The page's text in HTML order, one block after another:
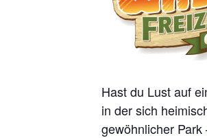
Hast du Lust auf
in der sich
gewöhnlicher